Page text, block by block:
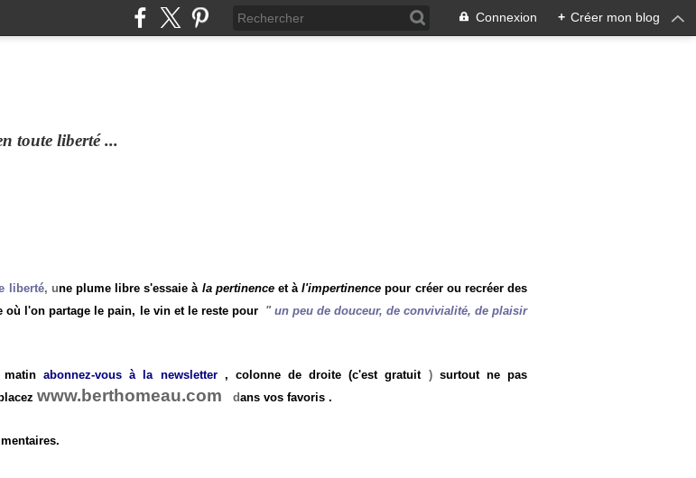
Connexion + Créer mon blog
toute liberté ...
liberté, une plume libre s'essaie à la pertinenceet àl'impertinence pour créer ou recréer des
où l'on partage le pain, le vin et le reste pour "un peu de douceur, de convivialité, de plaisir
matinabonnez-vous à la newsletter, colonne de droite (c'est gratuit) surtout ne pas
www.berthomeau.com dans vos favoris .